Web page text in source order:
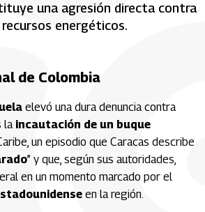
una agresión directa contra
energéticos.
de Colombia
elevó una dura denuncia contra
la incautación de un buque
un episodio que Caracas describe
” y que, según sus autoridades,
en un momento marcado por el
en la región.